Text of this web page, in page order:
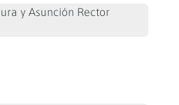
y Asunción Rector